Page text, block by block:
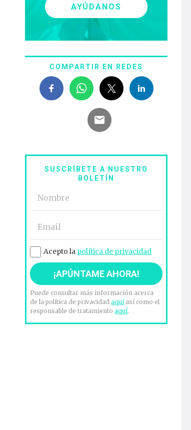
AYÚDANOS
COMPARTIR EN REDES
SUSCRÍBETE A NUESTRO
BOLETÍN
Acepto la política de privacidad
Puede consultar más información acerca
de la política de privacidadaquíasí como el
responsable de tratamientoaquí.